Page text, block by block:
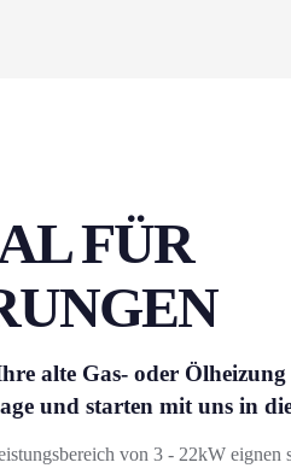
FÜR
alte Gas- oder Ölheizung
und starten mit uns in
von 3 - 22kW eignen